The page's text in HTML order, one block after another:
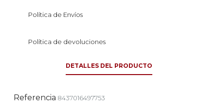
Política de Envíos
Política de devoluciones
DETALLES DEL PRODUCTO
Referencia 8437016497753